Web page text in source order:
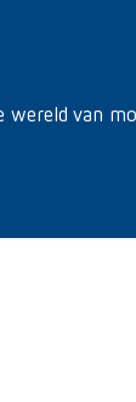
wereld van